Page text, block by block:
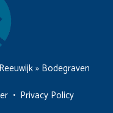
» Bodegraven
• Privacy Policy